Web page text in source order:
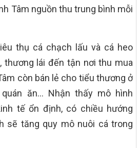
Tâm nguồn thu trung bình mỗi
thụ cá chạch lấu và cá heo
thương lái đến tận nơi thu mua
còn bán lẻ cho tiểu thương ở
ăn… Nhận thấy mô hình
tế ổn định, có chiều hướng
sẽ tăng quy mô nuôi cá trong